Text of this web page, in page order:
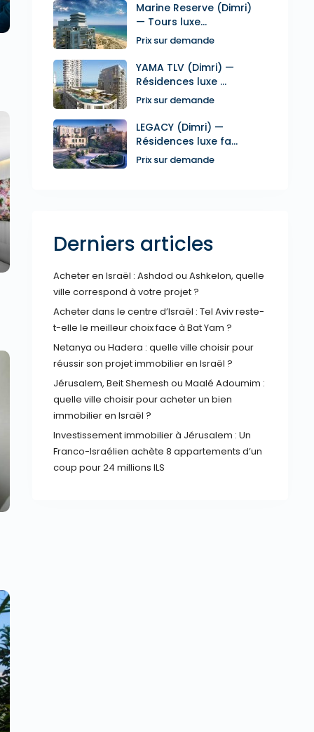
Marine Reserve (Dimri)
— Tours luxe...
Prix sur demande
YAMA TLV (Dimri) —
Résidences luxe ...
Prix sur demande
LEGACY (Dimri) —
Résidences luxe fa...
Prix sur demande
Derniers articles
Acheter en Israël : Ashdod ou Ashkelon, quelle
ville correspond à votre projet ?
Acheter dans le centre d’Israël : Tel Aviv reste-
t-elle le meilleur choix face à Bat Yam ?
Netanya ou Hadera : quelle ville choisir pour
réussir son projet immobilier en Israël ?
Jérusalem, Beit Shemesh ou Maalé Adoumim :
quelle ville choisir pour acheter un bien
immobilier en Israël ?
Investissement immobilier à Jérusalem : Un
Franco-Israélien achète 8 appartements d’un
coup pour 24 millions ILS